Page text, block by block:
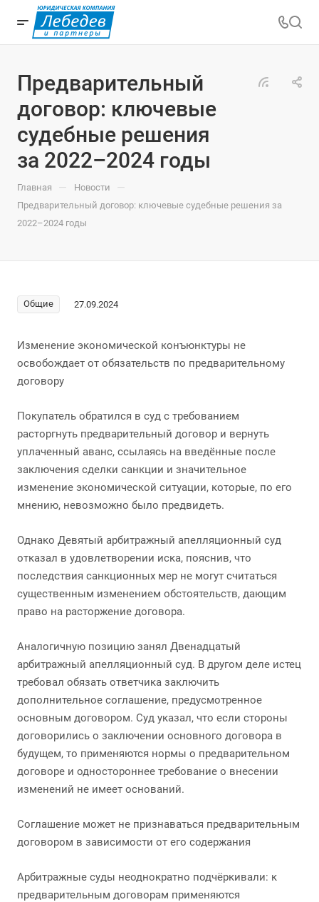
Предварительный
договор: ключевые
судебные решения
за 2022–2024 годы
Главная — Новости —
Предварительный договор: ключевые судебные решения за
2022–2024 годы
Общие 27.09.2024
Изменение экономической конъюнктуры не
освобождает от обязательств по предварительному
договору
Покупатель обратился в суд с требованием
расторгнуть предварительный договор и вернуть
уплаченный аванс, ссылаясь на введённые после
заключения сделки санкции и значительное
изменение экономической ситуации, которые, по его
мнению, невозможно было предвидеть.
Однако Девятый арбитражный апелляционный суд
отказал в удовлетворении иска, пояснив, что
последствия санкционных мер не могут считаться
существенным изменением обстоятельств, дающим
право на расторжение договора.
Аналогичную позицию занял Двенадцатый
арбитражный апелляционный суд. В другом деле истец
требовал обязать ответчика заключить
дополнительное соглашение, предусмотренное
основным договором. Суд указал, что если стороны
договорились о заключении основного договора в
будущем, то применяются нормы о предварительном
договоре и одностороннее требование о внесении
изменений не имеет оснований.
Соглашение может не признаваться предварительным
договором в зависимости от его содержания
Арбитражные суды неоднократно подчёркивали: к
предварительным договорам применяются